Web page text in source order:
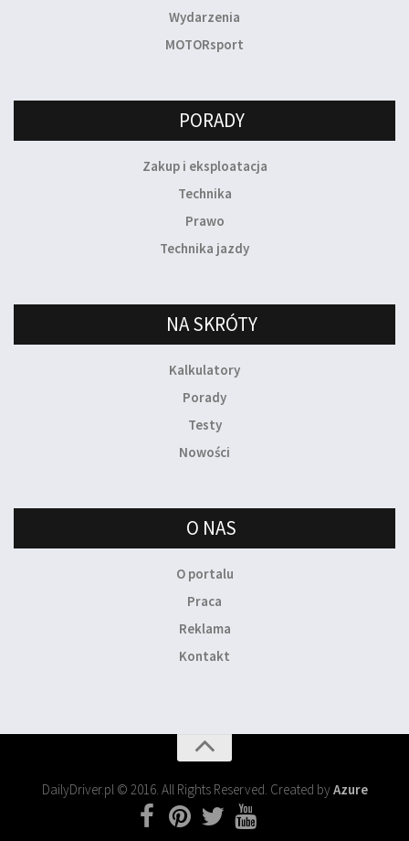
Wydarzenia
MOTORsport
PORADY
Zakup i eksploatacja
Technika
Prawo
Technika jazdy
NA SKRÓTY
Kalkulatory
Porady
Testy
Nowości
O NAS
O portalu
Praca
Reklama
Kontakt
DailyDriver.pl © 2016. All Rights Reserved. Created byAzure